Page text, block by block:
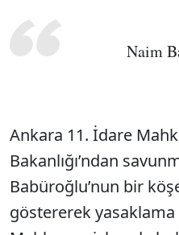
Naim
Ankara 11. İdare
Bakanlığı’ndan
Babüroğlu’nun bir
göstererek